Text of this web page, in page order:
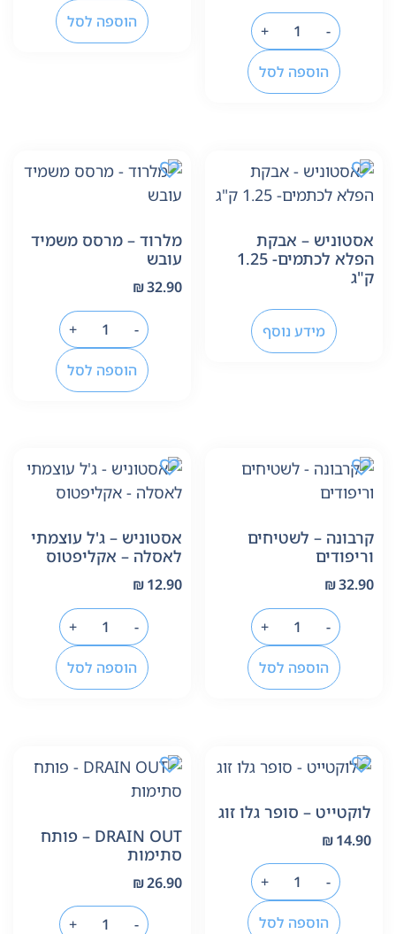
-
+
הוספה לסל
הוספה לסל
אסטוניש – אבקת
הפלא לכתמים- 1.25
ק"ג
מידע נוסף
מלרוד – מרסס משמיד
עובש
₪32.90
-
+
הוספה לסל
קרבונה – לשטיחים
וריפודים
₪32.90
-
+
הוספה לסל
אסטוניש – ג'ל עוצמתי
לאסלה – אקליפטוס
₪12.90
-
+
הוספה לסל
לוקטייט – סופר גלו זוג
₪14.90
-
+
הוספה לסל
DRAIN OUT – פותח
סתימות
₪26.90
-
+